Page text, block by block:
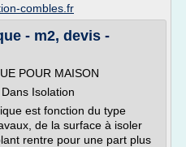
combles.fr
- m2, devis -
POUR MAISON
Isolation
est fonction du type
de la surface à isoler
rentre pour une part plus